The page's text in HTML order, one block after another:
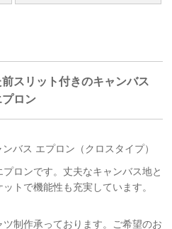
スリット付きのキャンバス
プロン
バス エプロン（クロスタイプ）
ロンです。丈夫なキャンバス地と
トで機能性も充実しています。
制作承っております。ご希望のお